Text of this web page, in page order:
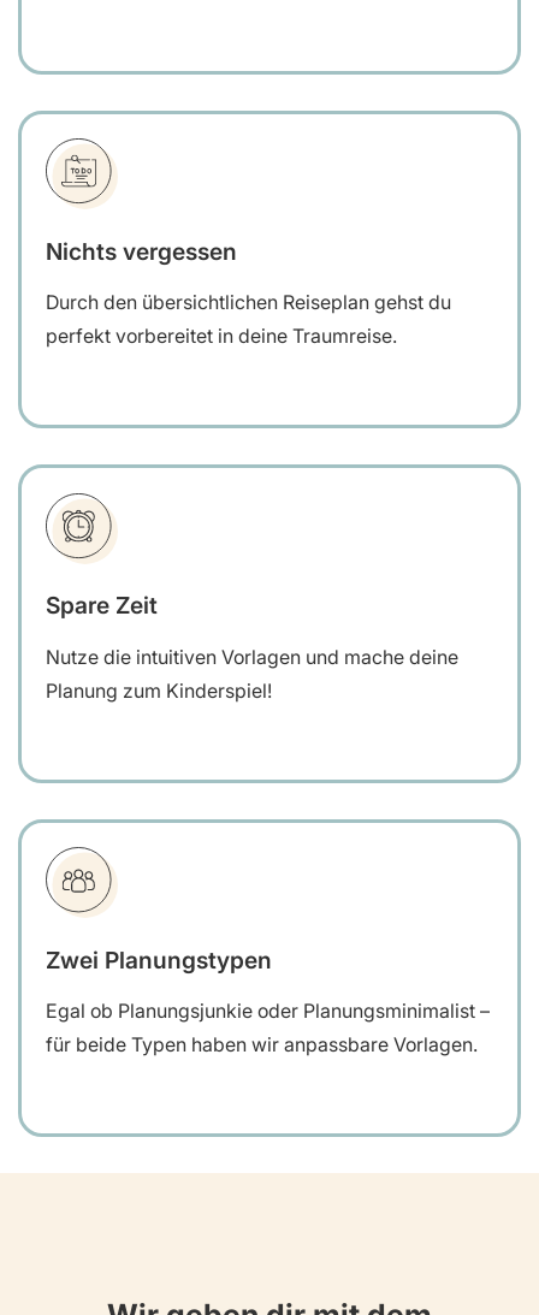
Nichts vergessen
Durch den übersichtlichen Reiseplan gehst du
perfekt vorbereitet in deine Traumreise.
Spare Zeit
Nutze die intuitiven Vorlagen und mache deine
Planung zum Kinderspiel!
Zwei Planungstypen
Egal ob Planungsjunkie oder Planungsminimalist –
für beide Typen haben wir anpassbare Vorlagen.